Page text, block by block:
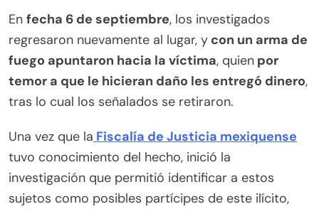
En fecha 6 de septiembre, los investigados
regresaron nuevamente al lugar, y con un arma de
fuego apuntaron hacia la víctima, quien por
temor a que le hicieran daño les entregó dinero,
tras lo cual los señalados se retiraron.
Una vez que la Fiscalía de Justicia mexiquense
tuvo conocimiento del hecho, inició la
investigación que permitió identificar a estos
sujetos como posibles partícipes de este ilícito,